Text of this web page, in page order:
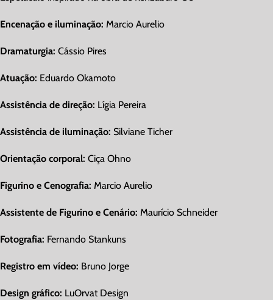
Encenação e iluminação: Marcio Aurelio
Dramaturgia: Cássio Pires
Atuação: Eduardo Okamoto
Assistência de direção: Lígia Pereira
Assistência de iluminação: Silviane Ticher
Orientação corporal: Ciça Ohno
Figurino e Cenografia: Marcio Aurelio
Assistente de Figurino e Cenário: Maurício Schneider
Fotografia: Fernando Stankuns
Registro em vídeo: Bruno Jorge
Design gráfico: LuOrvat Design